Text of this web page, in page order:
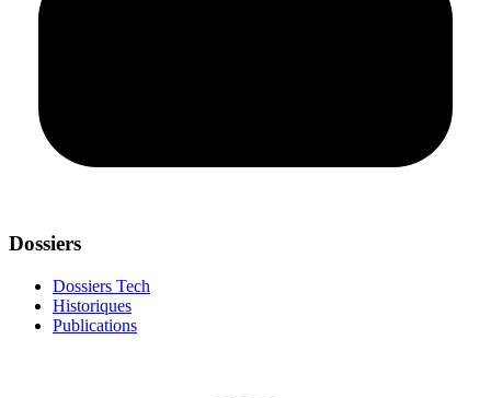
Dossiers
Dossiers Tech
Historiques
Publications